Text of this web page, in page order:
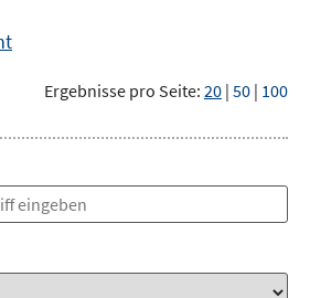
Ergebnisse pro Seite: 20 | 50 | 100